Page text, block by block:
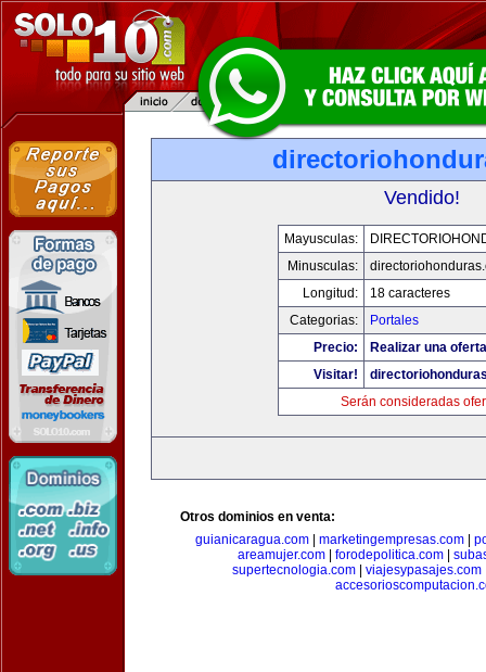
Vendido!
Mayusculas:
Minusculas:
Longitud:
18 caracteres
Categorias:
Portales
Precio:
Realizar una
Visitar!
Serán consideradas
Otros dominios en venta:
guianicaragua.com
marketingempresas.com
areamujer.com
forodepolitica.com
supertecnologia.com| viajesypasajes.com